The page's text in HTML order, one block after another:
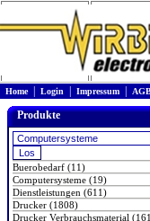
Home| Login Impressum
Produkte
Buerobedarf (11)
Computersysteme (19)
Dienstleistungen (611)
Drucker (1808)
Drucker Verbrauchsmaterial